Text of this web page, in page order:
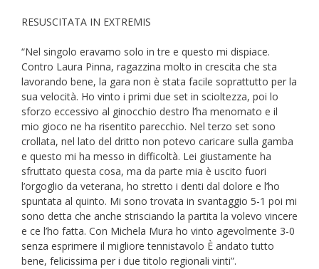
RESUSCITATA IN EXTREMIS
“Nel singolo eravamo solo in tre e questo mi dispiace.
Contro Laura Pinna, ragazzina molto in crescita che sta
lavorando bene, la gara non è stata facile soprattutto per la
sua velocità. Ho vinto i primi due set in scioltezza, poi lo
sforzo eccessivo al ginocchio destro l’ha menomato e il
mio gioco ne ha risentito parecchio. Nel terzo set sono
crollata, nel lato del dritto non potevo caricare sulla gamba
e questo mi ha messo in difficoltà. Lei giustamente ha
sfruttato questa cosa, ma da parte mia è uscito fuori
l’orgoglio da veterana, ho stretto i denti dal dolore e l’ho
spuntata al quinto. Mi sono trovata in svantaggio 5-1 poi mi
sono detta che anche strisciando la partita la volevo vincere
e ce l’ho fatta. Con Michela Mura ho vinto agevolmente 3-0
senza esprimere il migliore tennistavolo È andato tutto
bene, felicissima per i due titolo regionali vinti”.